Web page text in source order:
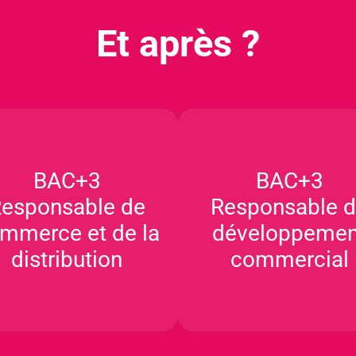
Et après ?
BAC+3
de
et de la
distribution
BAC+3
Responsable
commercial